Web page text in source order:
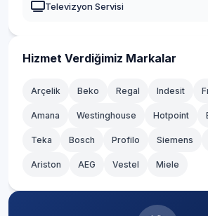
Televizyon Servisi
Hizmet Verdiğimiz Markalar
Arçelik Beko Regal Indesit
Amana Westinghouse Hotpoint
Teka Bosch Profilo Siemens
Ariston AEG Vestel Miele